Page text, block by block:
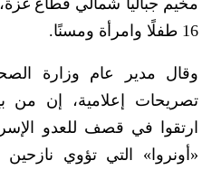
16 طفلًا وامرأة ومسنًا.
وقال مدير عام وزارة
تصريحات إعلامية، إن من
ارتقوا في قصف للعدو
«أونروا» التي تؤوي